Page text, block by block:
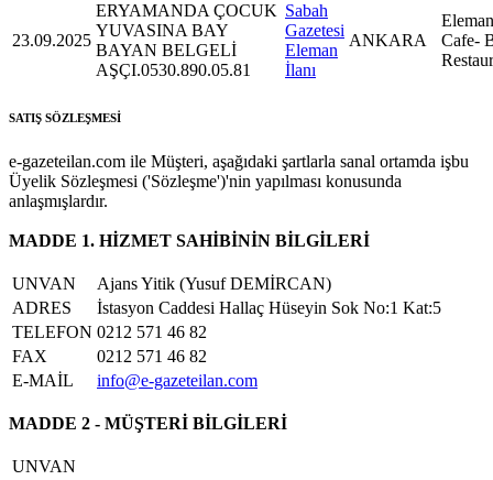
23.09.2025
ERYAMANDA ÇOCUK
YUVASINA BAY
BAYAN BELGELİ
AŞÇI.0530.890.05.81
Sabah
Gazetesi
Eleman
İlanı
ANKARA
Cafe-
SATIŞ SÖZLEŞMESİ
e-gazeteilan.com ile Müşteri, aşağıdaki şartlarla sanal ortamda işbu
Üyelik Sözleşmesi ('Sözleşme')'nin yapılması konusunda
anlaşmışlardır.
MADDE 1. HİZMET SAHİBİNİN BİLGİLERİ
UNVAN
Ajans Yitik (Yusuf DEMİRCAN)
ADRES
İstasyon Caddesi Hallaç Hüseyin Sok No:1 Kat:5
TELEFON 0212 571 46 82
FAX
0212 571 46 82
E-MAİL
info@e-gazeteilan.com
MADDE 2 - MÜŞTERİ BİLGİLERİ
UNVAN